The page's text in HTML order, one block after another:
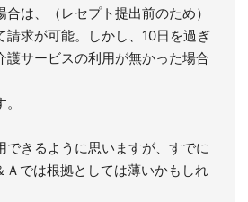
は、（レセプト提出前のため）
請求が可能。しかし、10日を過ぎ
護サービスの利用が無かった場合
できるように思いますが、すでに
Ａでは根拠としては薄いかもしれ